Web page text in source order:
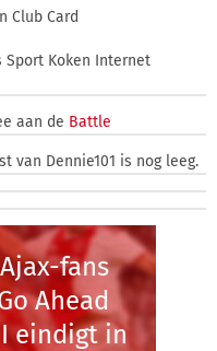
Club Card
Sport Koken Internet
aan de Battle
van Dennie101 is nog leeg.
fans
Ahead
eindigt in